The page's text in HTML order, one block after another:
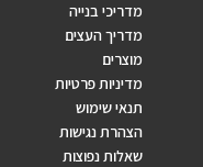
מדריכי בנייה
מדריך העצים
מוצרים
מדיניות פרטיות
תנאי שימוש
הצהרת נגישות
שאלות נפוצות